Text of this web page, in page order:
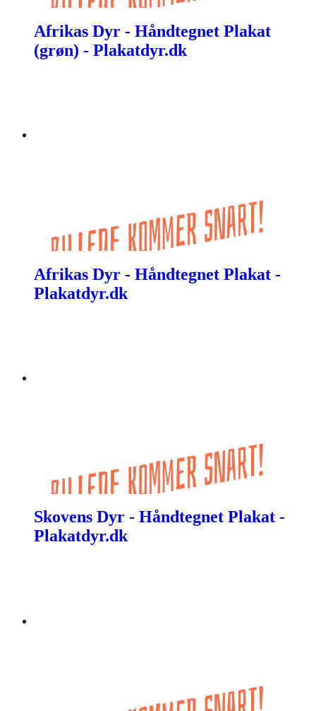
Afrikas Dyr - Håndtegnet Plakat
(grøn) - Plakatdyr.dk
Afrikas Dyr - Håndtegnet Plakat -
Plakatdyr.dk
Skovens Dyr - Håndtegnet Plakat -
Plakatdyr.dk